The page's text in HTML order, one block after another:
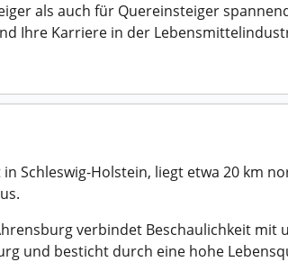
als auch für Quereinsteiger
Ihre Karriere in der
Schleswig-Holstein, liegt etwa 20 km
verbindet Beschaulichkeit
und besticht durch eine hohe